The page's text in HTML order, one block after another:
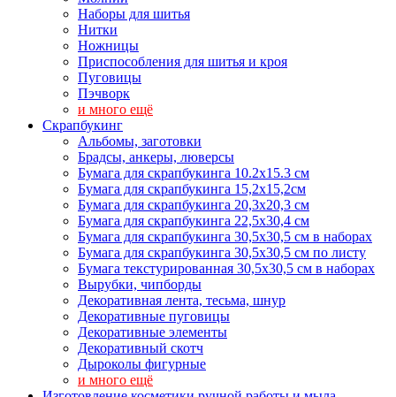
Наборы для шитья
Нитки
Ножницы
Приспособления для шитья и кроя
Пуговицы
Пэчворк
и много ещё
Скрапбукинг
Альбомы, заготовки
Брадсы, анкеры, люверсы
Бумага для скрапбукинга 10.2х15.3 см
Бумага для скрапбукинга 15,2х15,2см
Бумага для скрапбукинга 20,3х20,3 см
Бумага для скрапбукинга 22,5х30,4 см
Бумага для скрапбукинга 30,5х30,5 см в наборах
Бумага для скрапбукинга 30,5х30,5 см по листу
Бумага текстурированная 30,5х30,5 см в наборах
Вырубки, чипборды
Декоративная лента, тесьма, шнур
Декоративные пуговицы
Декоративные элементы
Декоративный скотч
Дыроколы фигурные
и много ещё